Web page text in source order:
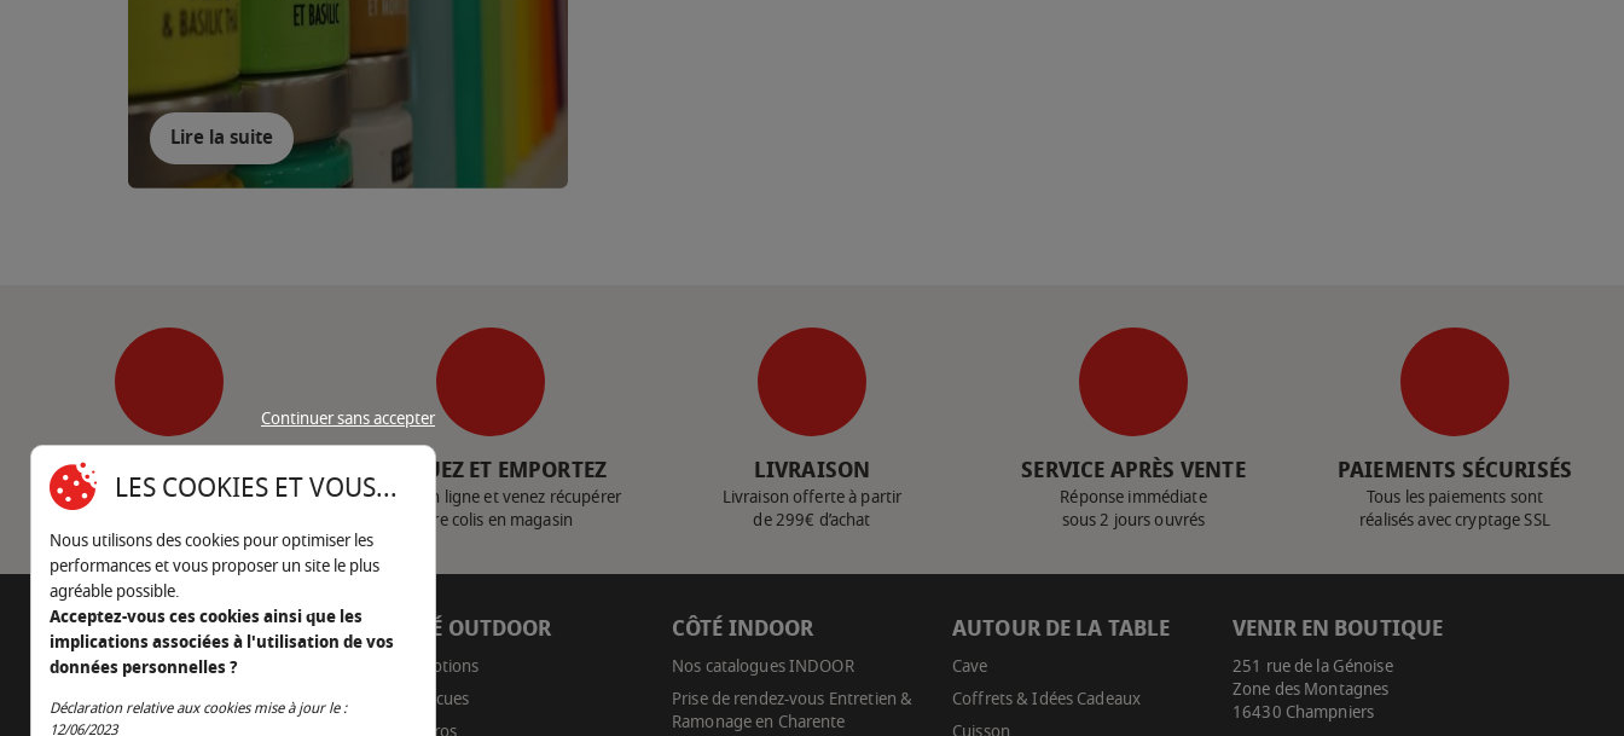
Lire la suite
SERVICE CLIENT
Nous contacter
CLIQUEZ ET EMPORTEZ
Achetez en ligne et venez récupérer
votre colis en magasin
LIVRAISON
Livraison offerte à partir
de 299€ d’achat
SERVICE APRÈS VENTE
Réponse immédiate
sous 2 jours ouvrés
PAIEMENTS SÉCURISÉS
Tous les paiements sont
réalisés avec cryptage SSL
AUTOUR DU FEU
05 45 22 98 09
Nous envoyer un e-mail
CÔTÉ OUTDOOR
Promotions
Barbecues
CÔTÉ INDOOR
Nos catalogues INDOOR
Prise de rendez-vous Entretien &
Ramonage en Charente
AUTOUR DE LA TABLE
Cave
Coffrets & Idées Cadeaux
VENIR EN BOUTIQUE
251 rue de la Génoise
Zone des Montagnes
16430 Champniers
Continuer sans accepter
LES COOKIES ET VOUS...
Nous utilisons des cookies pour optimiser les
performances et vous proposer un site le plus
agréable possible.
Acceptez-vous ces cookies ainsi que les
implications associées à l'utilisation de vos
données personnelles ?
Déclaration relative aux cookies mise à jour le :
12/06/2023